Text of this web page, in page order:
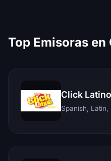
Top Emisoras en
Click
Spanish,